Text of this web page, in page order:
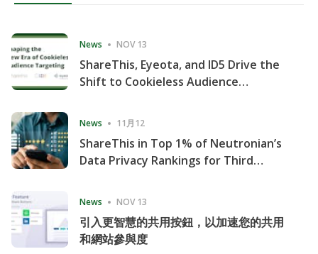
News NOV 13
ShareThis, Eyeota, and ID5 Drive the
Shift to Cookieless Audience
News 11月12
ShareThis in Top 1% of Neutronian’s
Data Privacy Rankings for Third
News NOV 13
引入更智慧的共用按鈕，以加速您的共用
和網站參與度